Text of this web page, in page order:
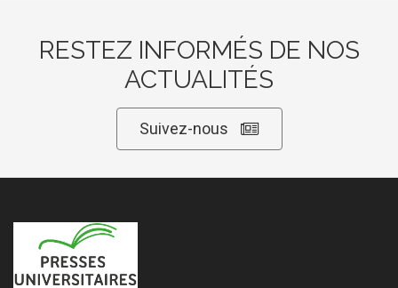
RESTEZ INFORMÉS DE NOS
ACTUALITÉS
Suivez-nous